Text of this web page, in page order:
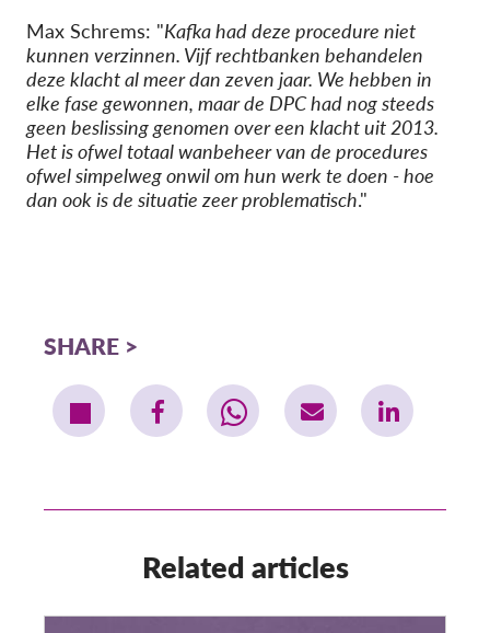
Max Schrems: "Kafka had deze procedure niet
kunnen verzinnen. Vijf rechtbanken behandelen
deze klacht al meer dan zeven jaar. We hebben in
elke fase gewonnen, maar de DPC had nog steeds
geen beslissing genomen over een klacht uit 2013.
Het is ofwel totaal wanbeheer van de procedures
ofwel simpelweg onwil om hun werk te doen - hoe
dan ook is de situatie zeer problematisch."
SHARE
Related articles